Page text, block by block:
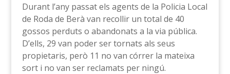
Durant l’any passat els agents de la Policia Local
de Roda de Berà van recollir un total de 40
gossos perduts o abandonats a la via pública.
D’ells, 29 van poder ser tornats als seus
propietaris, però 11 no van córrer la mateixa
sort i no van ser reclamats per ningú.